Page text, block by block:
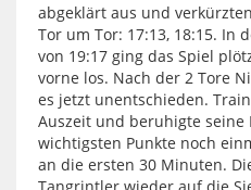
abgeklärt aus und
Tor um Tor: 17:13, 18:15. In
von 19:17 ging das Spiel
vorne los. Nach der 2 Tore
es jetzt unentschieden.
Auszeit und beruhigte
wichtigsten Punkte noch
an die ersten 30 Minuten.